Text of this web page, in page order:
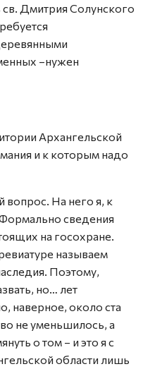
Дмитрия Солунского
–нужен
Архангельской
и к которым надо
вопрос. На него я, к
сведения
на госохране.
называем
Поэтому,
но… лет
наверное, около ста
не уменьшилось, а
о том – и это я с
области лишь